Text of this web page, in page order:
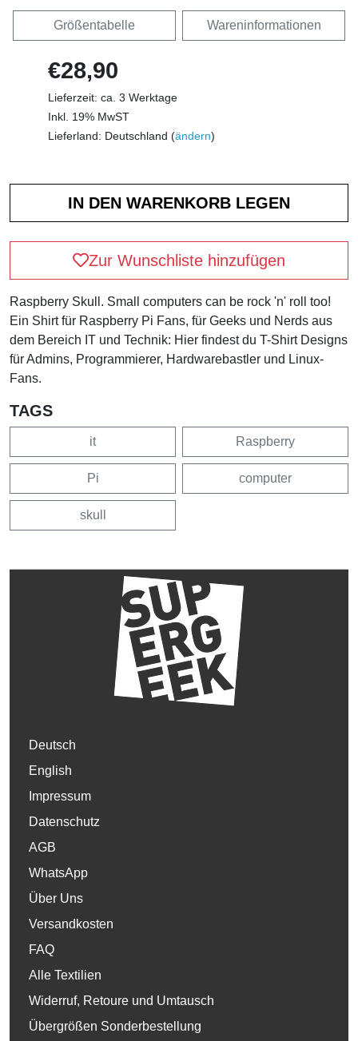
Größentabelle Wareninformationen
€28,90
Lieferzeit: ca. 3 Werktage
Inkl. 19% MwST
Lieferland: Deutschland (ändern)
Zur Wunschliste hinzufügen
Raspberry Skull. Small computers can be rock 'n' roll too!
Ein Shirt für Raspberry Pi Fans, für Geeks und Nerds aus
dem Bereich IT und Technik: Hier findest du T-Shirt Designs
für Admins, Programmierer, Hardwarebastler und Linux-
Fans.
TAGS
it Raspberry
Pi computer
skull
Deutsch
English
Impressum
Datenschutz
AGB
WhatsApp
Über Uns
Versandkosten
FAQ
Alle Textilien
Widerruf, Retoure und Umtausch
Übergrößen Sonderbestellung